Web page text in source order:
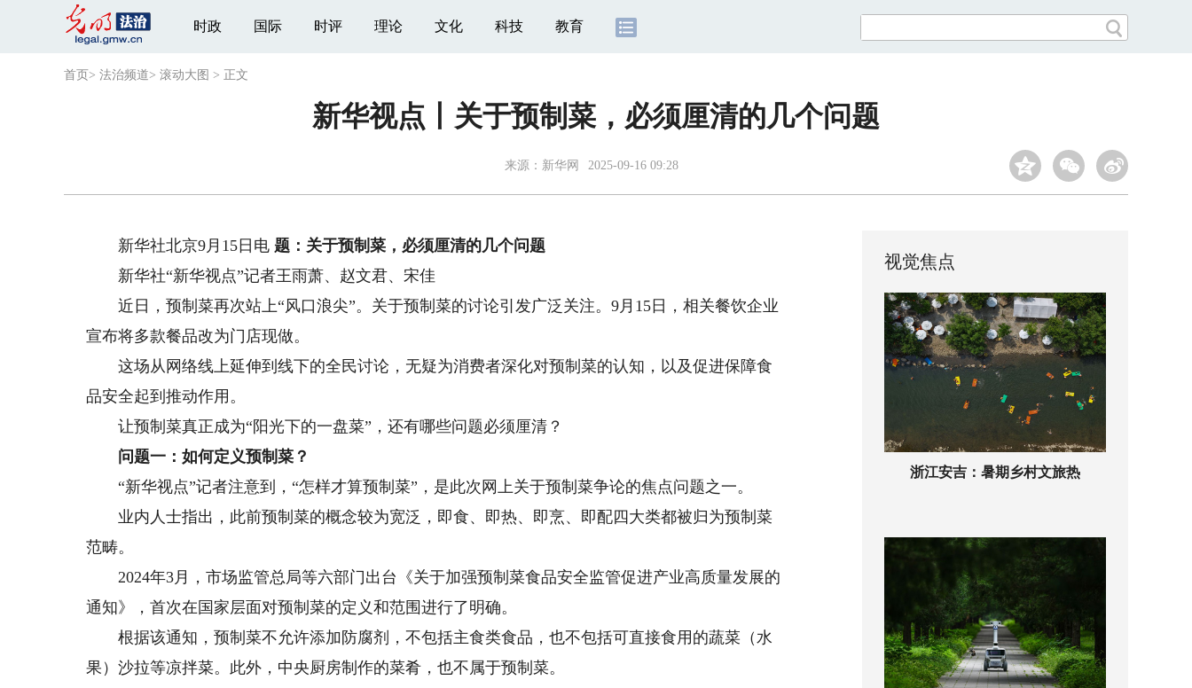
时政 国际 时评 理论 文化 科技 教育
首页 > 法治频道> 滚动大图 > 正文
新华视点丨关于预制菜，必须厘清的几个问题
来源： 新华网 2025-09-16 09:28
新华社北京9月15日电题：关于预制菜，必须厘清的几个问题
新华社“新华视点”记者王雨萧、赵文君、宋佳
近日，预制菜再次站上“风口浪尖”。关于预制菜的讨论引发广泛关注。9月15日，相关餐饮企业
宣布将多款餐品改为门店现做。
这场从网络线上延伸到线下的全民讨论，无疑为消费者深化对预制菜的认知，以及促进保障食
品安全起到推动作用。
让预制菜真正成为“阳光下的一盘菜”，还有哪些问题必须厘清？
问题一：如何定义预制菜？
“新华视点”记者注意到，“怎样才算预制菜”，是此次网上关于预制菜争论的焦点问题之一。
业内人士指出，此前预制菜的概念较为宽泛，即食、即热、即烹、即配四大类都被归为预制菜
范畴。
2024年3月，市场监管总局等六部门出台《关于加强预制菜食品安全监管促进产业高质量发展的
通知》，首次在国家层面对预制菜的定义和范围进行了明确。
根据该通知，预制菜不允许添加防腐剂，不包括主食类食品，也不包括可直接食用的蔬菜（水
果）沙拉等凉拌菜。此外，中央厨房制作的菜肴，也不属于预制菜。
视觉焦点
浙江安吉：暑期乡村文旅热